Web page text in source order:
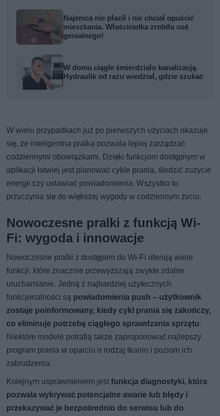
Najemca nie płacił i nie chciał opuścić
mieszkania. Właścicielka zrobiła coś
genialnego!
W domu ciągle śmierdziało kanalizacją.
Hydraulik od razu wiedział, gdzie szukać
W wielu przypadkach już po pierwszych użyciach okazuje
się, że inteligentna pralka pozwala lepiej zarządzać
codziennymi obowiązkami. Dzięki funkcjom dostępnym w
aplikacji łatwiej jest planować cykle prania, śledzić zużycie
energii czy ustawiać powiadomienia. Wszystko to
przyczynia się do większej wygody w codziennym życiu.
Nowoczesne pralki z funkcją Wi-
Fi: wygoda i innowacje
Nowoczesne pralki z dostępem do Wi-Fi oferują wiele
funkcji, które znacznie przewyższają zwykłe zdalne
uruchamianie. Jedną z najbardziej użytecznych
funkcjonalności są powiadomienia push – użytkownik
zostaje poinformowany, kiedy cykl prania się zakończy,
co eliminuje potrzebę ciągłego sprawdzania sprzętu.
Niektóre modele potrafią także zaproponować najlepszy
program prania w oparciu o rodzaj tkanin i poziom ich
zabrudzenia.
Kolejnym usprawnieniem jestfunkcja diagnostyki, która
pozwala wykrywać potencjalne awarie lub błędy i
przekazywać je bezpośrednio do serwisu lub do